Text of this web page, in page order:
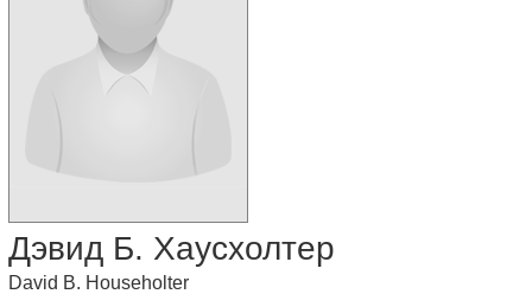
Дэвид Б. Хаусхолтер
David B. Householter